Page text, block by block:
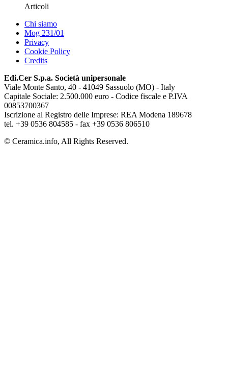
Articoli
Chi siamo
Mog 231/01
Privacy
Cookie Policy
Credits
Edi.Cer S.p.a. Società unipersonale
Viale Monte Santo, 40 - 41049 Sassuolo (MO) - Italy
Capitale Sociale: 2.500.000 euro - Codice fiscale e P.IVA
00853700367
Iscrizione al Registro delle Imprese: REA Modena 189678
tel. +39 0536 804585 - fax +39 0536 806510
© Ceramica.info, All Rights Reserved.